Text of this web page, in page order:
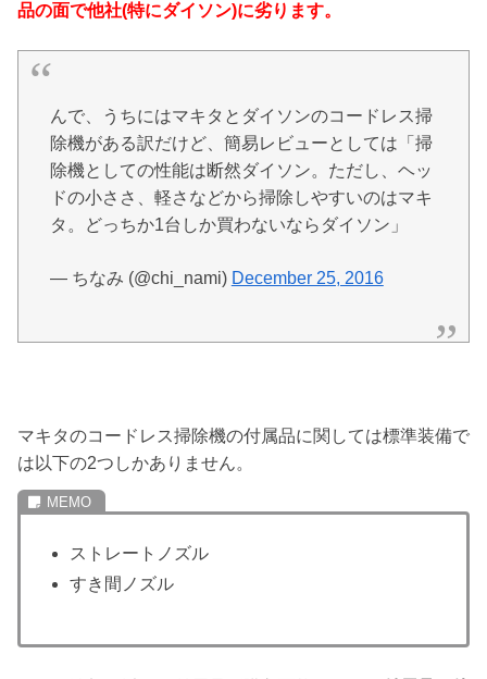
品の面で他社(特にダイソン)に劣ります。
んで、うちにはマキタとダイソンのコードレス掃
除機がある訳だけど、簡易レビューとしては「掃
除機としての性能は断然ダイソン。ただし、ヘッ
ドの小ささ、軽さなどから掃除しやすいのはマキ
タ。どっちか1台しか買わないならダイソン」
— ちなみ (@chi_nami) December 25, 2016
マキタのコードレス掃除機の付属品に関しては標準装備で
は以下の2つしかありません。
ストレートノズル
すき間ノズル